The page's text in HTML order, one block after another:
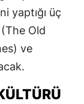
yaptığı üç
Old
ve